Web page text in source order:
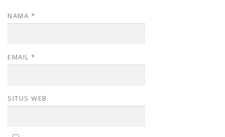
NAMA *
EMAIL *
SITUS WEB